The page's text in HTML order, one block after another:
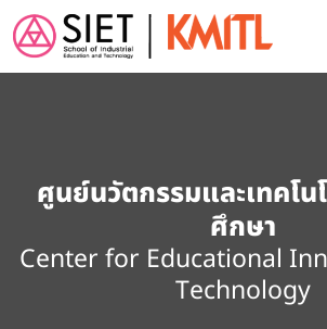
Skip to main content
ศูนย์นวัตกรรมและเทคโน
ศึกษา
Center for Educational
Technology